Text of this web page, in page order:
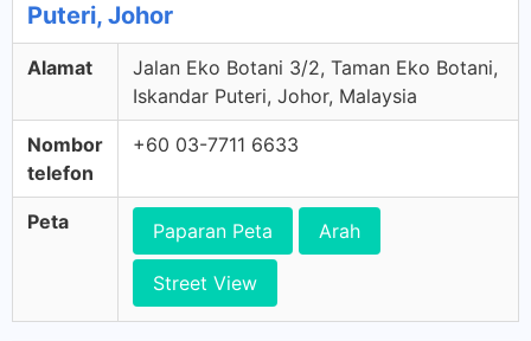
Puteri, Johor
Alamat
Jalan Eko Botani 3/2, Taman Eko Botani,
Iskandar Puteri, Johor, Malaysia
Nombor
telefon
+60 03-7711 6633
Peta Paparan Peta Arah
Street View